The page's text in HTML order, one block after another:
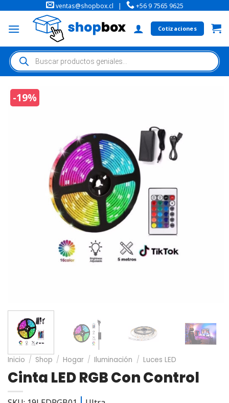
ventas@shopbox.cl | +56 9 7565 9625
Cotizaciones
-19%
Inicio / Shop / Hogar / Iluminación / Luces LED
Cinta LED RGB Con Control